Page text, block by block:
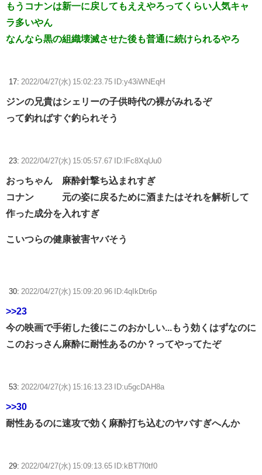
もうコナンは新一に戻してもええやろってくらい人気キャ
ラ多いやん
なんなら黒の組織壊滅させた後も普通に続けられるやろ
17: 2022/04/27(水) 15:02:23.75 ID:y43iWNEqH
ジンの兄貴はシェリーの子供時代の裸がみれるぞ
って釣ればすぐ釣られそう
23: 2022/04/27(水) 15:05:57.67 ID:lFc8XqUu0
おっちゃん 麻酔針撃ち込まれすぎ
コナン 元の姿に戻るために酒またはそれを解析して
作った成分を入れすぎ
こいつらの健康被害ヤバそう
30: 2022/04/27(水) 15:09:20.96 ID:4qIkDtr6p
>>23
今の映画で手術した後にこのおかしい...もう効くはずなのに
このおっさん麻酔に耐性あるのか？ってやってたぞ
53: 2022/04/27(水) 15:16:13.23 ID:u5gcDAH8a
>>30
耐性あるのに速攻で効く麻酔打ち込むのヤバすぎへんか
29: 2022/04/27(水) 15:09:13.65 ID:kBT7f0tf0